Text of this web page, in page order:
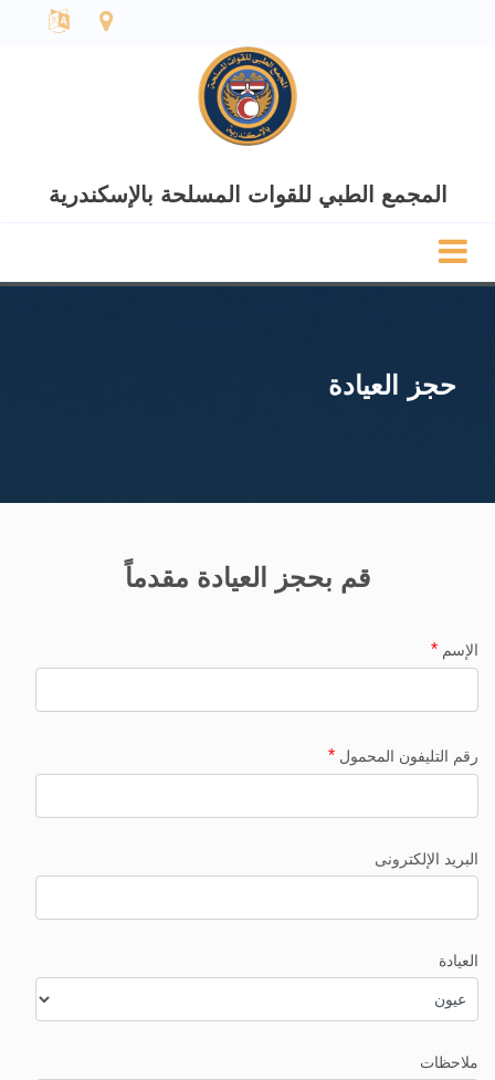
المجمع الطبي للقوات المسلحة بالإسكندرية
حجز العيادة
قم بحجز العيادة مقدماً
الإسم*
رقم التليفون المحمول*
البريد الإلكترونى
العيادة
ملاحظات